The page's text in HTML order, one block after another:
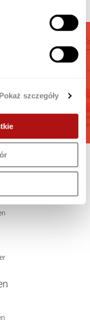
Pokaż szczegóły
für Sie Garage